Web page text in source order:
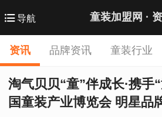
导航 童装加盟网 ·
资讯 品牌资讯 童装行业
淘气贝贝“童”伴成长·携手
国童装产业博览会 明星品